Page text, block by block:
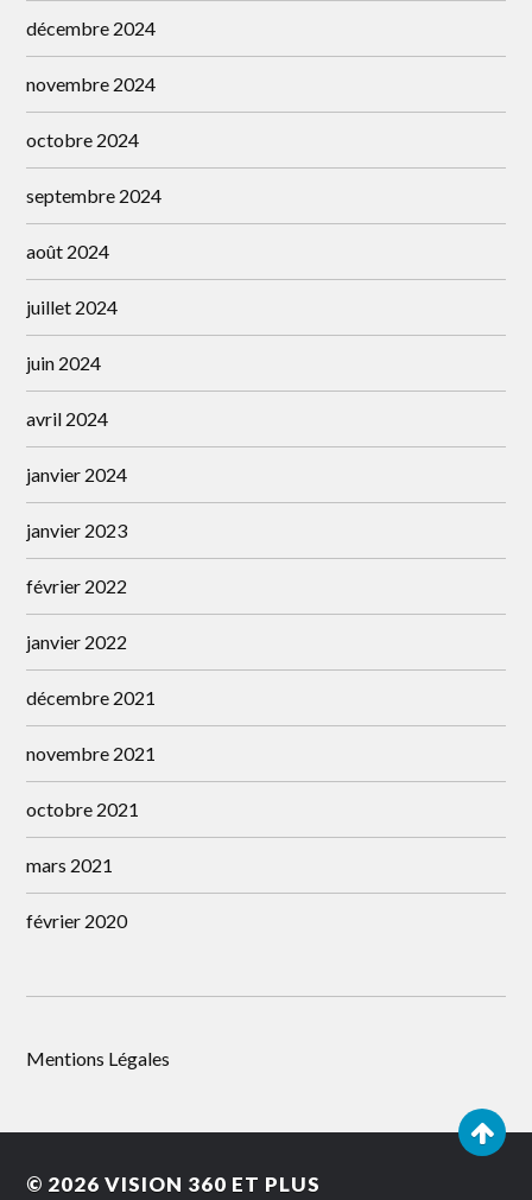
décembre 2024
novembre 2024
octobre 2024
septembre 2024
août 2024
juillet 2024
juin 2024
avril 2024
janvier 2024
janvier 2023
février 2022
janvier 2022
décembre 2021
novembre 2021
octobre 2021
mars 2021
février 2020
Mentions Légales
© 2026VISION 360 ET PLUS